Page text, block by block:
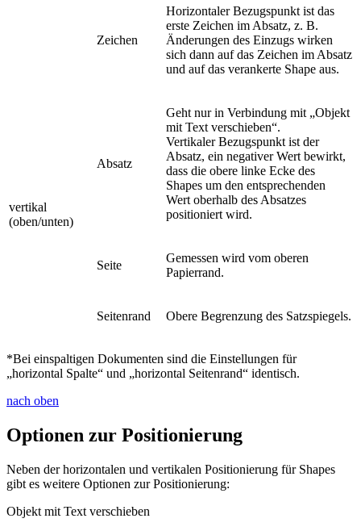
Zeichen
Horizontaler Bezugspunkt ist das
erste Zeichen im Absatz, z. B.
Änderungen des Einzugs wirken
sich dann auf das Zeichen im Absatz
und auf das verankerte Shape aus.
vertikal
(oben/unten)
Absatz
Geht nur in Verbindung mit „Objekt
mit Text verschieben“.
Vertikaler Bezugspunkt ist der
Absatz, ein negativer Wert bewirkt,
dass die obere linke Ecke des
Shapes um den entsprechenden
Wert oberhalb des Absatzes
positioniert wird.
Seite
Gemessen wird vom oberen
Papierrand.
Seitenrand Obere Begrenzung des Satzspiegels.
*Bei einspaltigen Dokumenten sind die Einstellungen für
„horizontal Spalte“ und „horizontal Seitenrand“ identisch.
nach oben
Optionen zur Positionierung
Neben der horizontalen und vertikalen Positionierung für Shapes
gibt es weitere Optionen zur Positionierung:
Objekt mit Text verschieben